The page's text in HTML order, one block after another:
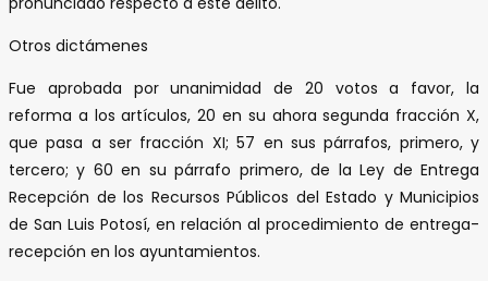
Otros dictámenes
Fue aprobada por unanimidad de 20 votos a favor, la
reforma a los artículos, 20 en su ahora segunda fracción X,
que pasa a ser fracción XI; 57 en sus párrafos, primero, y
tercero; y 60 en su párrafo primero, de la Ley de Entrega
Recepción de los Recursos Públicos del Estado y Municipios
de San Luis Potosí, en relación al procedimiento de entrega-
recepción en los ayuntamientos.